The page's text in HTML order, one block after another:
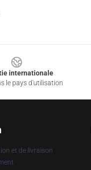
internationale
le pays d'utilisation
et de livraison